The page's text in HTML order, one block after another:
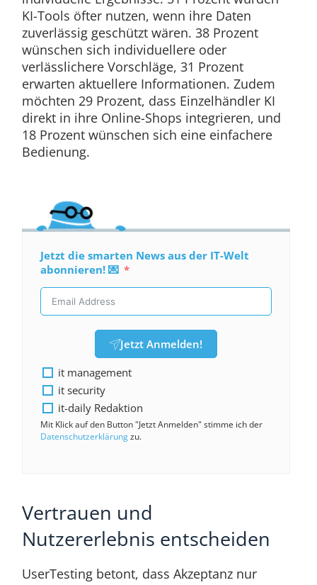
KI-Tools öfter nutzen, wenn ihre Daten
zuverlässig geschützt wären. 38 Prozent
wünschen sich individuellere oder
verlässlichere Vorschläge, 31 Prozent
erwarten aktuellere Informationen. Zudem
möchten 29 Prozent, dass Einzelhändler KI
direkt in ihre Online-Shops integrieren, und
18 Prozent wünschen sich eine einfachere
Bedienung.
Jetzt die smarten News aus der IT-Welt
abonnieren! 💌
Jetzt Anmelden!
it management
it security
it-daily Redaktion
Mit Klick auf den Button "Jetzt Anmelden" stimme ich der
Datenschutzerklärungzu.
Vertrauen und
Nutzererlebnis entscheiden
UserTesting betont, dass Akzeptanz nur